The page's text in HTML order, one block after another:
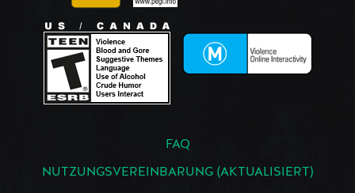
FAQ
NUTZUNGSVEREINBARUNG (AKTUALISIERT)